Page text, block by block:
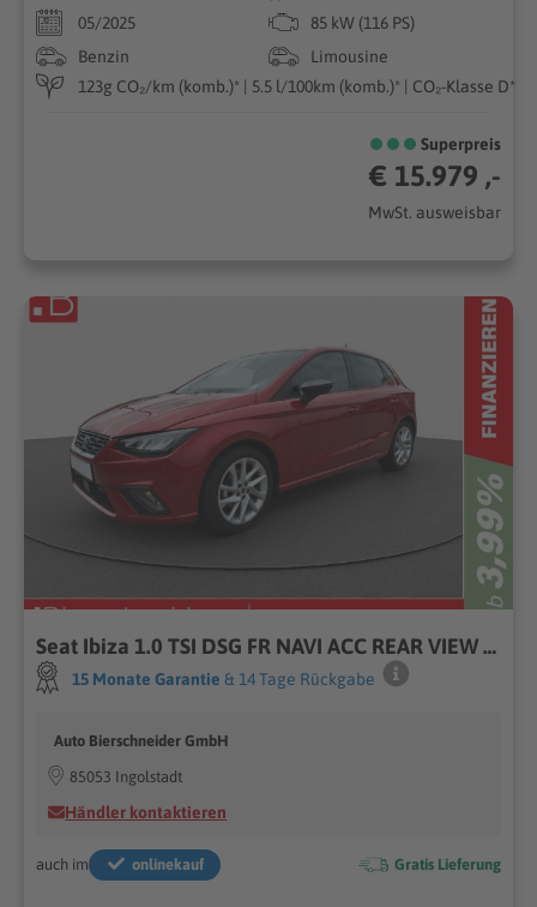
05/2025
85 kW (116 PS)
Benzin
Limousine
123g CO₂/km (komb.)* | 5.5 l/100km (komb.)* | CO₂-Klasse D*
Superpreis
€ 15.979 ,-
MwSt. ausweisbar
Seat Ibiza 1.0 TSI DSG FR NAVI ACC REAR VIEW SHZ
15 Monate Garantie & 14 Tage Rückgabe
Auto Bierschneider GmbH
85053 Ingolstadt
Händler kontaktieren
auch im onlinekauf Gratis Lieferung